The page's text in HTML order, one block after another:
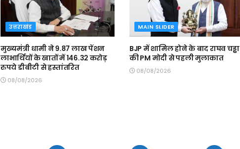
उत्तराखंड
मुख्यमंत्री धामी ने 9.87 लाख पेंशन
लाभार्थियों के खातों में 146.32 करोड़
रुपये डीबीटी से हस्तांतरित
08/08/2026
MAIN SLIDER
BJP में शामिल होने के बाद राघव चड्ढा
की PM मोदी से पहली मुलाकात
08/08/2026